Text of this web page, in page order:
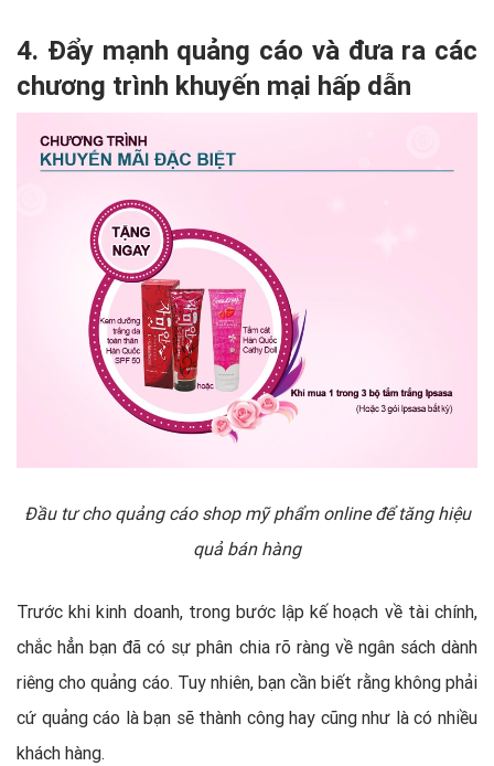
4. Đẩy mạnh quảng cáo và đưa ra các
chương trình khuyến mại hấp dẫn
Đầu tư cho quảng cáo shop mỹ phẩm online để tăng hiệu
quả bán hàng
Trước khi kinh doanh, trong bước lập kế hoạch về tài chính,
chắc hẳn bạn đã có sự phân chia rõ ràng về ngân sách dành
riêng cho quảng cáo. Tuy nhiên, bạn cần biết rằng không phải
cứ quảng cáo là bạn sẽ thành công hay cũng như là có nhiều
khách hàng.